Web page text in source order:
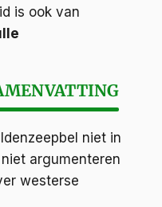
is ook van
niet in
argumenteren
westerse